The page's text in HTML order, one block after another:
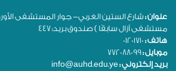
عنوان :شارع الستين الغربي- جوار المستشفى
مستشفى آزال سابقًا ) صندوق بريد: 447
هاتف :
موبايل :
بريد إلكتروني :